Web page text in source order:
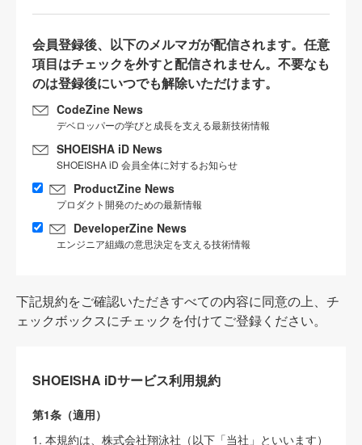
会員登録後、以下のメルマガが配信されます。任意
項目はチェックを外すと配信されません。不要なも
のは登録後にいつでも解除いただけます。
CodeZine News
デベロッパーの学びと成長を支える最新技術情報
SHOEISHA iD News
SHOEISHA iD 会員全体に対するお知らせ
ProductZine News
プロダクト開発のための最新情報
DeveloperZine News
エンジニア組織の意思決定を支える技術情報
下記規約をご確認いただきすべての内容に同意の上、チ
ェックボックスにチェックを付けてご登録ください。
SHOEISHA iDサービス利用規約
第1条（適用）
1. 本規約は、株式会社翔泳社（以下「当社」といいます）